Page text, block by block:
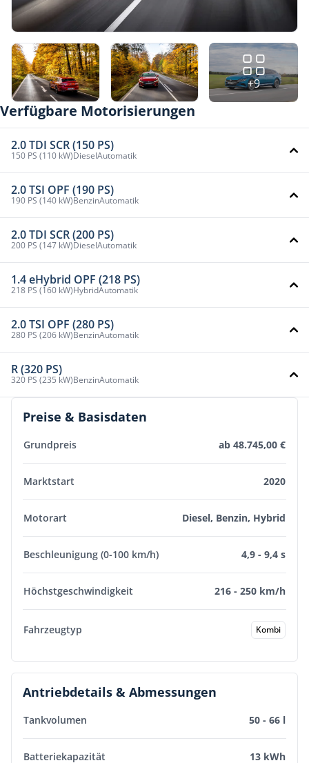
+9
Verfügbare Motorisierungen
2.0 TDI SCR (150 PS)
150 PS (110 kW)DieselAutomatik
2.0 TSI OPF (190 PS)
190 PS (140 kW)BenzinAutomatik
2.0 TDI SCR (200 PS)
200 PS (147 kW)DieselAutomatik
1.4 eHybrid OPF (218 PS)
218 PS (160 kW)HybridAutomatik
2.0 TSI OPF (280 PS)
280 PS (206 kW)BenzinAutomatik
R (320 PS)
320 PS (235 kW)BenzinAutomatik
Preise & Basisdaten
Grundpreis ab 48.745,00 €
Marktstart 2020
Motorart Diesel, Benzin, Hybrid
Beschleunigung (0-100 km/h) 4,9 - 9,4 s
Höchstgeschwindigkeit 216 - 250 km/h
Fahrzeugtyp Kombi
Antriebdetails & Abmessungen
Tankvolumen 50 - 66 l
Batteriekapazität 13 kWh